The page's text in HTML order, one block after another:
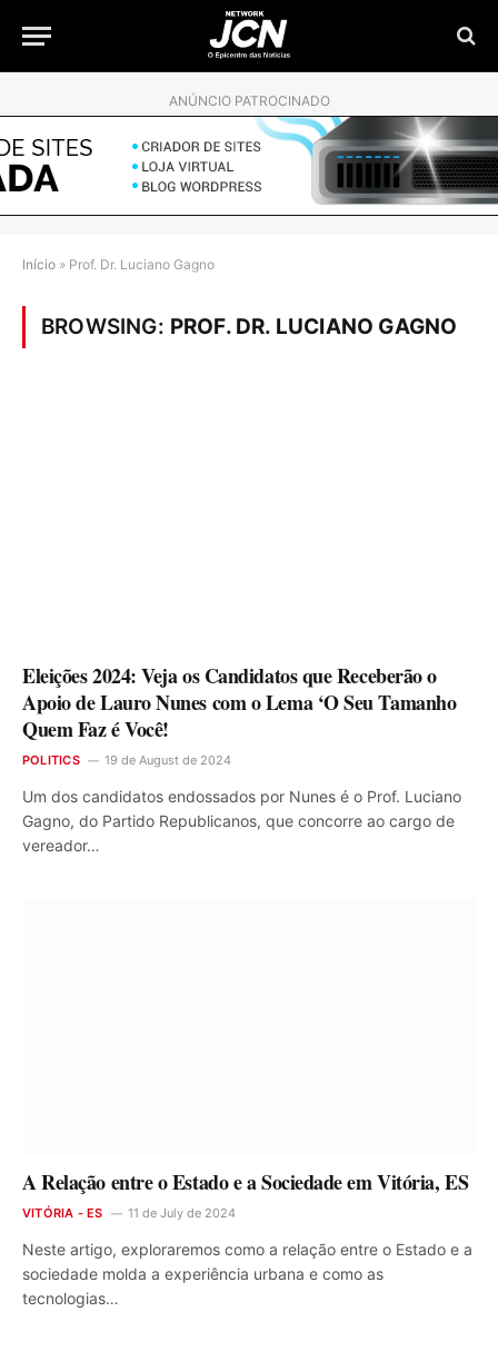
ANÚNCIO PATROCINADO
Início » Prof. Dr. Luciano Gagno
BROWSING: PROF. DR. LUCIANO GAGNO
Eleições 2024: Veja os Candidatos que Receberão o
Apoio de Lauro Nunes com o Lema ‘O Seu Tamanho
Quem Faz é Você!
POLITICS 19 de August de 2024
Um dos candidatos endossados por Nunes é o Prof. Luciano
Gagno, do Partido Republicanos, que concorre ao cargo de
vereador…
A Relação entre o Estado e a Sociedade em Vitória, ES
VITÓRIA - ES 11 de July de 2024
Neste artigo, exploraremos como a relação entre o Estado e a
sociedade molda a experiência urbana e como as
tecnologias…